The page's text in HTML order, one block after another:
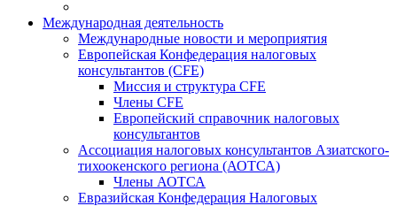
Международная деятельность
Международные новости и мероприятия
Европейская Конфедерация налоговых
консультантов (CFE)
Миссия и структура CFE
Члены CFE
Европейский справочник налоговых
консультантов
Ассоциация налоговых консультантов Азиатского-
тихоокенского региона (АОТСА)
Члены АОТСА
Евразийская Конфедерация Налоговых